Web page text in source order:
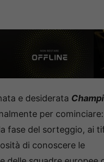
e desiderata
per cominciare:
fase del sorteggio, ai
di conoscere le